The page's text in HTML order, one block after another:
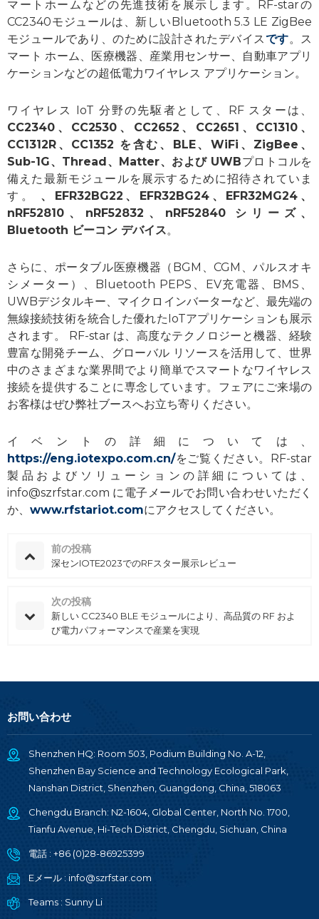
マートホームなどの先進技術を展示します。RF-starの
CC2340モジュールは、新しいBluetooth 5.3 LE ZigBee
モジュールであり、のために設計されたデバイスです。ス
マート ホーム、医療機器、産業用センサー、自動車アプリ
ケーションなどの超低電力ワイヤレス アプリケーション。
ワイヤレス IoT 分野の先駆者として、RF スターは、
CC2340、CC2530、CC2652、CC2651、CC1310、
CC1312R、CC1352 を含む 、BLE、WiFi、ZigBee、
Sub-1G、Thread、Matter、および UWBプロトコルを
備えた最新モジュールを展示するために招待されていま
す。 、EFR32BG22、EFR32BG24、EFR32MG24、
nRF52810、nRF52832、nRF52840 シリーズ、
Bluetooth ビーコン デバイス。
さらに、ポータブル医療機器（BGM、CGM、パルスオキ
シメーター）、Bluetooth PEPS、EV充電器、BMS、
UWBデジタルキー、マイクロインバーターなど、最先端の
無線接続技術を統合した優れたIoTアプリケーションも展示
されます。 RF-star は、高度なテクノロジーと機器、経験
豊富な開発チーム、グローバル リソースを活用して、世界
中のさまざまな業界間でより簡単でスマートなワイヤレス
接続を提供することに専念しています。フェアにご来場の
お客様はぜひ弊社ブースへお立ち寄りください。
イベントの詳細については、
https://eng.iotexpo.com.cn/をご覧ください。RF-star
製品およびソリューションの詳細については、
info@szrfstar.com に電子メールでお問い合わせいただく
か、 www.rfstariot.comにアクセスしてください。
前の投稿
深センIOTE2023でのRFスター展示レビュー
次の投稿
新しい CC2340 BLE モジュールにより、高品質の RF およ
び電力パフォーマンスで産業を実現
お問い合わせ
Shenzhen HQ: Room 503, Podium Building No. A-12,
Shenzhen Bay Science and Technology Ecological Park,
Nanshan District, Shenzhen, Guangdong, China, 518063
Chengdu Branch: N2-1604, Global Center, North No. 1700,
Tianfu Avenue, Hi-Tech District, Chengdu, Sichuan, China
電話 : +86 (0)28-86925399
Eメール : info@szrfstar.com
Teams : Sunny Li